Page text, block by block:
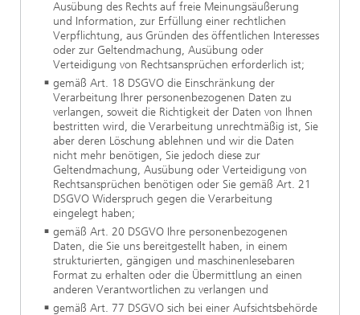
Ausübung des Rechts auf freie Meinungsäußerung
und Information, zur Erfüllung einer rechtlichen
Verpflichtung, aus Gründen des öffentlichen Interesses
oder zur Geltendmachung, Ausübung oder
Verteidigung von Rechtsansprüchen erforderlich ist;
gemäß Art. 18 DSGVO die Einschränkung der
Verarbeitung Ihrer personenbezogenen Daten zu
verlangen, soweit die Richtigkeit der Daten von Ihnen
bestritten wird, die Verarbeitung unrechtmäßig ist, Sie
aber deren Löschung ablehnen und wir die Daten
nicht mehr benötigen, Sie jedoch diese zur
Geltendmachung, Ausübung oder Verteidigung von
Rechtsansprüchen benötigen oder Sie gemäß Art. 21
DSGVO Widerspruch gegen die Verarbeitung
eingelegt haben;
gemäß Art. 20 DSGVO Ihre personenbezogenen
Daten, die Sie uns bereitgestellt haben, in einem
strukturierten, gängigen und maschinenlesebaren
Format zu erhalten oder die Übermittlung an einen
anderen Verantwortlichen zu verlangen und
gemäß Art. 77 DSGVO sich bei einer Aufsichtsbehörde